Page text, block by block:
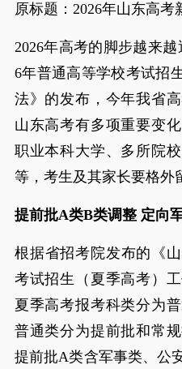
原标题：2026年山东高考
2026年高考的脚步越来
6年普通高等学校考试招
法》的发布，今年我省
山东高考有多项重要变
职业本科大学、多所院
等，考生及其家长要格外
提前批A类B类调整 定向
根据省招考院发布的《
考试招生（夏季高考）
夏季高考报考科类分为
普通类分为提前批和常
提前批A类含军事类、公